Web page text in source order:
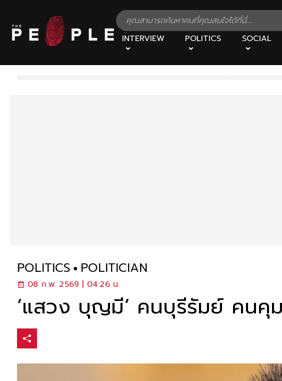
INTERVIEW POLITICS SOCIAL
POLITICS POLITICIAN
08 ก.พ. 2569 | 04:26 น.
‘แสวง บุญมี’ คนบุรีรัมย์ คนคุ